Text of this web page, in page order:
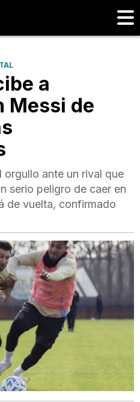
a
Messi de
orgullo ante un rival que
serio peligro de caer en
de vuelta, confirmado